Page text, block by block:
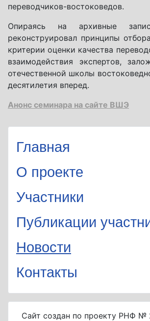
переводчиков-востоковедов.
Опираясь на архивные
реконструировал принципы
критерии оценки качества
взаимодействия экспертов,
отечественной школы
десятилетия вперед.
Анонс семинара на сайте ВШЭ
Главная
О проекте
Участники
Публикации
Новости
Контакты
Сайт создан по проекту РНФ №